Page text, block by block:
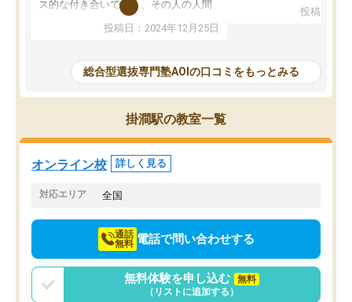
ス的な付き合いでなく、その人の人間
性までを適切に把握し、むきあってい
るなぁと強く感じることできました。
と相談すると、他の先生も紹介してく
ださり、客観的なアドバイスもいただ
くことができました（志望理由・自己
PR等の添削において）。そして、なに
より自習室が解放されている点がよか
ったです。友達と好きな時間に自習
し、お互いを高めあえる環境がありま
投稿日：2024年12月25日
たことから、AOIに入塾
で、AO入試を改めて知
それに対しての具体的な
ことでした。更に子供の
けてらっしゃいますので
投稿日：
総合型選抜専門塾AOIの口コミをもっとみる
掛澗駅の教室一覧
オンライン校 詳しく見る
対応エリア 全国
通話
無料 電話で問い合わせする
無料体験を申し込む
無料
（リストに追加する）